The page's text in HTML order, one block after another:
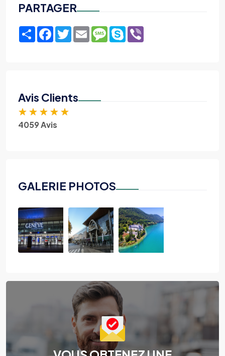
PARTAGER
ShareFacebook
TwitterEmailMessage
Skype
Avis Clients
★ ★ ★ ★ ★
4059 Avis
GALERIE PHOTOS